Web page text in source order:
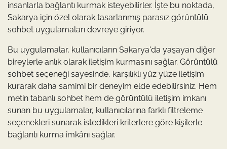
insanlarla bağlantı kurmak isteyebilirler. İşte bu noktada,
Sakarya için özel olarak tasarlanmış parasız görüntülü
sohbet uygulamaları devreye giriyor.
Bu uygulamalar, kullanıcıların Sakarya'da yaşayan diğer
bireylerle anlık olarak iletişim kurmasını sağlar. Görüntülü
sohbet seçeneği sayesinde, karşılıklı yüz yüze iletişim
kurarak daha samimi bir deneyim elde edebilirsiniz. Hem
metin tabanlı sohbet hem de görüntülü iletişim imkanı
sunan bu uygulamalar, kullanıcılarına farklı filtreleme
seçenekleri sunarak istedikleri kriterlere göre kişilerle
bağlantı kurma imkânı sağlar.